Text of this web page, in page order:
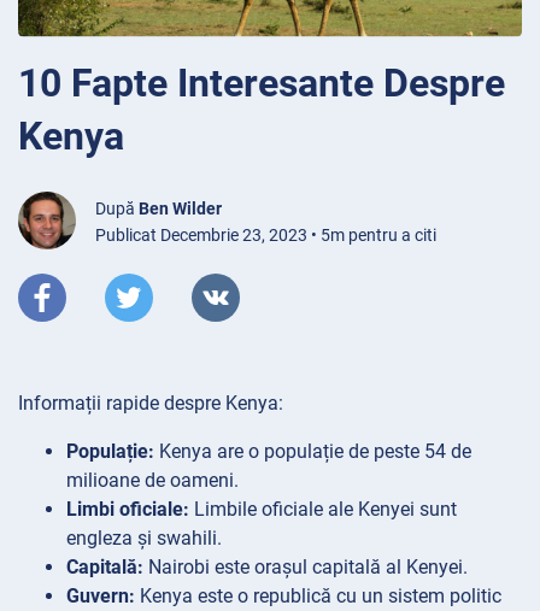
10 Fapte Interesante Despre
Kenya
După Ben Wilder
Publicat Decembrie 23, 2023 • 5m pentru a citi
Informații rapide despre Kenya:
Populație: Kenya are o populație de peste 54 de
milioane de oameni.
Limbi oficiale: Limbile oficiale ale Kenyei sunt
engleza și swahili.
Capitală: Nairobi este orașul capitală al Kenyei.
Guvern: Kenya este o republică cu un sistem politic